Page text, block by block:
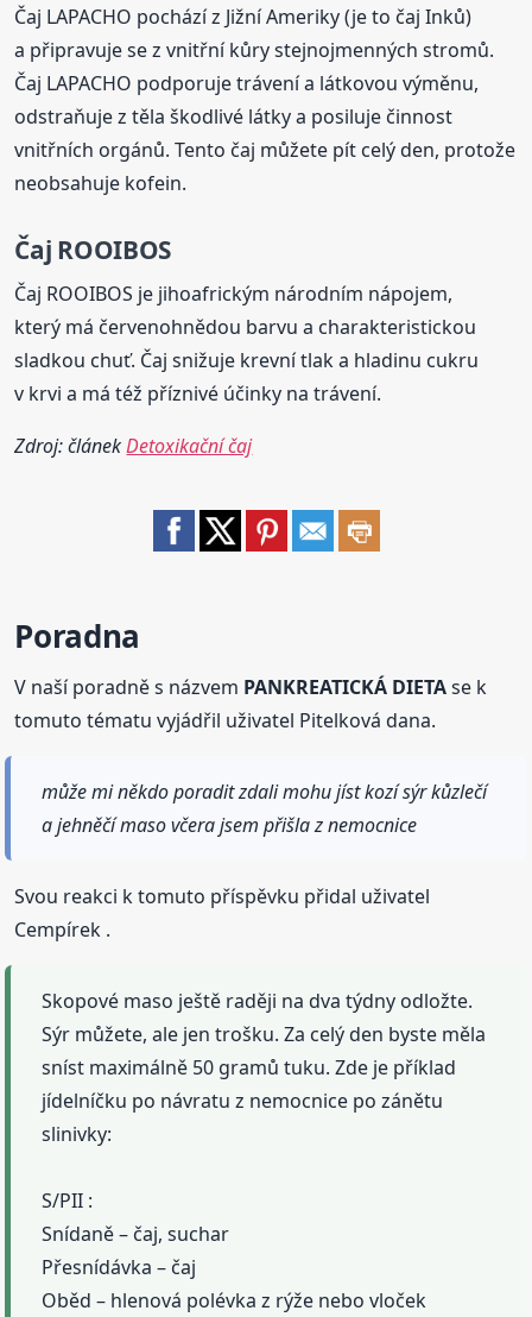
Čaj LAPACHO pochází z Jižní Ameriky (je to čaj Inků)
a připravuje se z vnitřní kůry stejnojmenných stromů.
Čaj LAPACHO podporuje trávení a látkovou výměnu,
odstraňuje z těla škodlivé látky a posiluje činnost
vnitřních orgánů. Tento čaj můžete pít celý den, protože
neobsahuje kofein.
Čaj ROOIBOS
Čaj ROOIBOS je jihoafrickým národním nápojem,
který má červenohnědou barvu a charakteristickou
sladkou chuť. Čaj snižuje krevní tlak a hladinu cukru
v krvi a má též příznivé účinky na trávení.
Zdroj: článekDetoxikační čaj
Poradna
V naší poradně s názvem PANKREATICKÁ DIETAse k
tomuto tématu vyjádřil uživatel Pitelková dana.
může mi někdo poradit zdali mohu jíst kozí sýr kůzlečí
a jehněčí maso včera jsem přišla z nemocnice
Svou reakci k tomuto příspěvku přidal uživatel
Cempírek .
Skopové maso ještě raději na dva týdny odložte.
Sýr můžete, ale jen trošku. Za celý den byste měla
sníst maximálně 50 gramů tuku. Zde je příklad
jídelníčku po návratu z nemocnice po zánětu
slinivky:
S/PII :
Snídaně – čaj, suchar
Přesnídávka – čaj
Oběd – hlenová polévka z rýže nebo vloček